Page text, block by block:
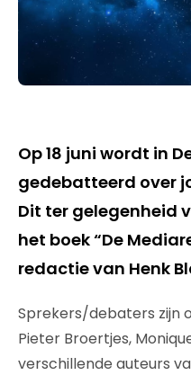
Op 18 juni wordt in
gedebatteerd over
Dit ter gelegenheid
het boek “De
redactie van Henk
Sprekers/debaters zijn
Pieter Broertjes,
verschillende auteurs